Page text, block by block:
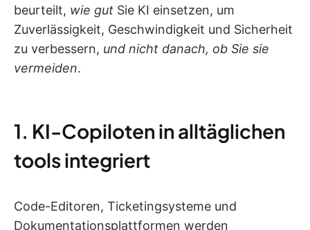
beurteilt, wie gut Sie KI einsetzen, um
Zuverlässigkeit, Geschwindigkeit und Sicherheit
zu verbessern, und nicht danach, ob Sie sie
vermeiden.
1. KI-Copiloten in alltäglichen
tools integriert
Code-Editoren, Ticketingsysteme und
Dokumentationsplattformen werden